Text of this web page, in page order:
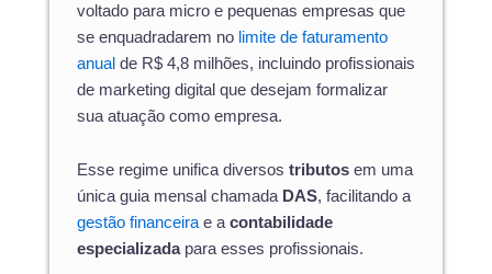
voltado para micro e pequenas empresas que
se enquadradarem no limite de faturamento
anual de R$ 4,8 milhões, incluindo profissionais
de marketing digital que desejam formalizar
sua atuação como empresa.
Esse regime unifica diversos tributos em uma
única guia mensal chamada DAS, facilitando a
gestão financeirae acontabilidade
especializadapara esses profissionais.